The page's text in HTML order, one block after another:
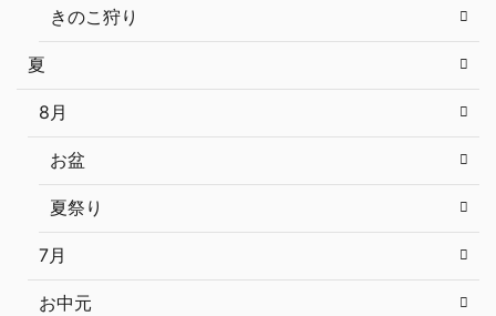
きのこ狩り
夏
8月
お盆
夏祭り
7月
お中元